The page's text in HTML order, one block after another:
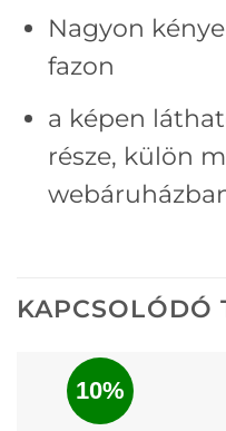
Nagyon
fazon
a képen
része, külön
KAPCSOLÓDÓ
10%